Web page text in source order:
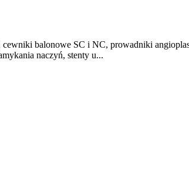
balonowe SC i NC, prowadniki
naczyń, stenty u...